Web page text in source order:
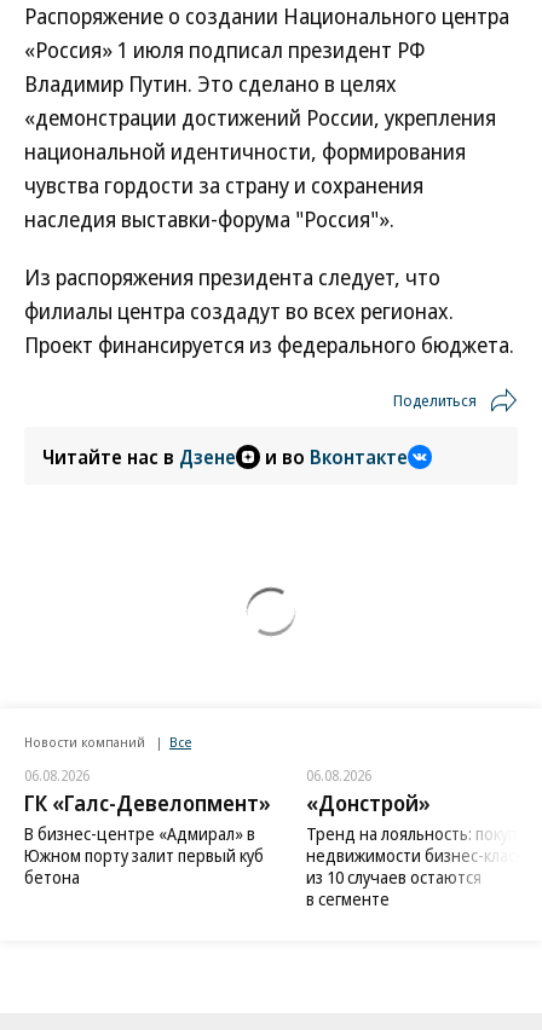
Распоряжение о создании Национального центра
«Россия» 1 июля подписал президент РФ
Владимир Путин. Это сделано в целях
«демонстрации достижений России, укрепления
национальной идентичности, формирования
чувства гордости за страну и сохранения
наследия выставки-форума "Россия"».
Из распоряжения президента следует, что
филиалы центра создадут во всех регионах.
Проект финансируется из федерального бюджета.
Поделиться
Читайте нас в Дзене и во Вконтакте
Новости компаний Все
06.08.2026
ГК «Галс-Девелопмент»
В бизнес-центре «Адмирал» в
Южном порту залит первый куб
бетона
06.08.2026
«Донстрой»
Тренд на лояльность:
недвижимости бизнес-класса
из 10 случаев остаются
в сегменте